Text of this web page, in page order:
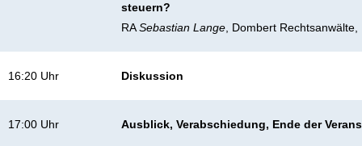
steuern?
RASebastian Lange , Dombert
16:20 Uhr Diskussion
17:00 Uhr Ausblick, Verabschiedung, Ende der